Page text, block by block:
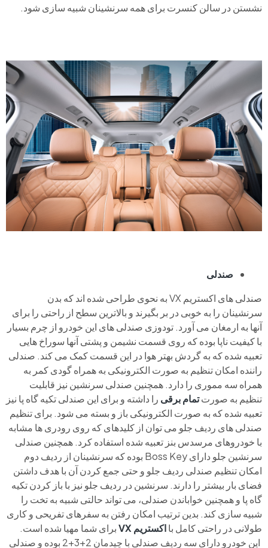
نشستن در سالن کنسرت برای همه سرنشینان شبیه سازی شود.
صندلی
صندلی های اکستریم VX به نحوی طراحی شده اند که بدن
سرنشینان را به خوبی در بر بگیرند و بالاترین سطح از راحتی را برای
آنها به ارمغان می آورد. تودوزی صندلی های این خودرو از چرم بسیار
با کیفیت ناپا بوده که روی قسمت نشیمن و پشتی آنها سوراخ هایی
تعبیه شده که به گردش بهتر هوا در این قسمت کمک می کند. صندلی
راننده امکان تنظیم به صورت الکترونیکی به همراه گودی کمر به
همراه سه مموری را دارد. همچنین صندلی سرنشین نیز قابلیت
تنظیم به صورتتمام برقی را داشته و برای این صندلی تکیه گاه پا نیز
تعبیه شده که به صورت الکترونیکی باز و بسته می شود. برای تنظیم
صندلی های ردیف جلو می توان از کلیدهای که روی رودری ها مشابه
با خودروهای مرسدس بنز تعبیه شده استفاده کرد. همچنین صندلی
سرنشین جلو دارای Boss Key بوده که سرنشینان از ردیف دوم
امکان تنظیم صندلی ردیف جلو و حتی جمع کردن آن با هدف داشتن
فضای بار بیشتر را دارند. سرنشین در ردیف جلو نیز با باز کردن تکیه
گاه پا و همچنین خواباندن صندلی، می تواند حالتی شبیه به تخت را
شبیه سازی کند. بدین ترتیب امکان رفتن به سفرهای تفریحی و کاری
طولانی در راحتی کامل بااکستریم VX
برای شما مهیا شده است.
این خودرو دارای سه ردیف صندلی با چیدمان 2+3+2 بوده و صندلی